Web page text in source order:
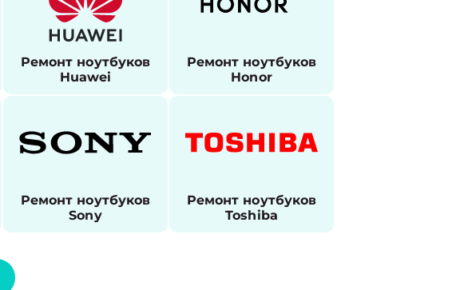
Ремонт ноутбуков
Huawei
Ремонт ноутбуков
Honor
Ремонт ноутбуков
Sony
Ремонт ноутбуков
Toshiba